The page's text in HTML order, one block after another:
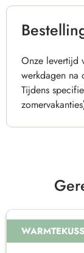
Onze levertijd
werkdagen na
Tijdens